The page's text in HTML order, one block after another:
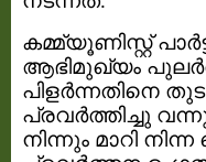
കമ്മ്യൂണിസ്റ്റ്
ആഭിമുഖ്യം
പിളർന്നതിനെ
പ്രവർത്തിച്ചു
നിന്നും മാറി